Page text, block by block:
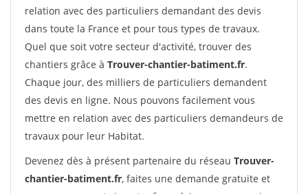
relation avec des particuliers demandant des devis
dans toute la France et pour tous types de travaux.
Quel que soit votre secteur d'activité, trouver des
chantiers grâce à Trouver-chantier-batiment.fr.
Chaque jour, des milliers de particuliers demandent
des devis en ligne. Nous pouvons facilement vous
mettre en relation avec des particuliers demandeurs de
travaux pour leur Habitat.
Devenez dès à présent partenaire du réseau Trouver-
chantier-batiment.fr, faites une demande gratuite et